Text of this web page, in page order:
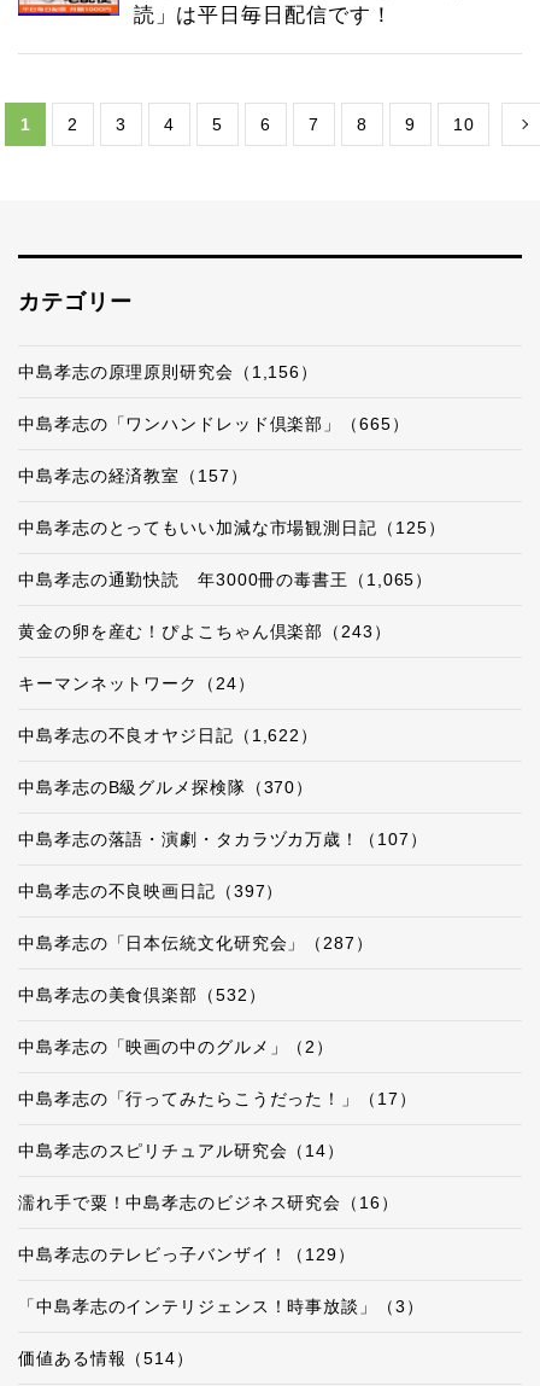
読」は平日毎日配信です！
1 2 3 4 5 6 7 8 9 10
カテゴリー
中島孝志の原理原則研究会（1,156）
中島孝志の「ワンハンドレッド倶楽部」（665）
中島孝志の経済教室（157）
中島孝志のとってもいい加減な市場観測日記（125）
中島孝志の通勤快読 年3000冊の毒書王（1,065）
黄金の卵を産む！ぴよこちゃん倶楽部（243）
キーマンネットワーク（24）
中島孝志の不良オヤジ日記（1,622）
中島孝志のB級グルメ探検隊（370）
中島孝志の落語・演劇・タカラヅカ万歳！（107）
中島孝志の不良映画日記（397）
中島孝志の「日本伝統文化研究会」（287）
中島孝志の美食倶楽部（532）
中島孝志の「映画の中のグルメ」（2）
中島孝志の「行ってみたらこうだった！」（17）
中島孝志のスピリチュアル研究会（14）
濡れ手で粟！中島孝志のビジネス研究会（16）
中島孝志のテレビっ子バンザイ！（129）
「中島孝志のインテリジェンス！時事放談」（3）
価値ある情報（514）